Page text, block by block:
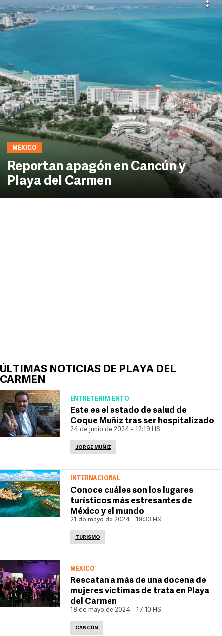
MÉXICO
Reportan apagón en Cancún y
Playa del Carmen
ÚLTIMAS NOTICIAS DE PLAYA DEL
CARMEN
ENTRETENIMIENTO
Este es el estado de salud de
Coque Muñiz tras ser hospitalizado
24 de junio de 2024 - 12:19 HS
JORGE MUÑIZ
INTERNACIONAL
Conoce cuáles son los lugares
turísticos más estresantes de
México y el mundo
21 de mayo de 2024 - 18:33 HS
TURISMO
MÉXICO
Rescatan a más de una docena de
mujeres víctimas de trata en Playa
del Carmen
18 de mayo de 2024 - 17:10 HS
CANCÚN